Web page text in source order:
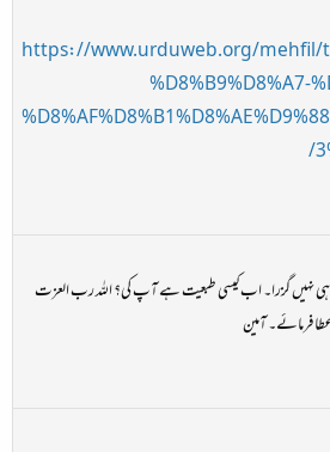
https://www.urduweb.org/mehfil/
%D8%B9%D8%A7-
نہیں گزرا۔ اب کیسی طبعیت ہے آپ کی؟ اللہ رب العزت
فرمائے۔ آمین